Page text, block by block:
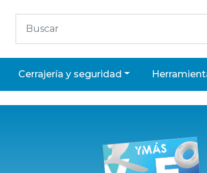
cerrajería y seguridad